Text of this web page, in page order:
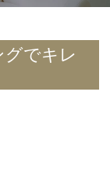
グでキレ